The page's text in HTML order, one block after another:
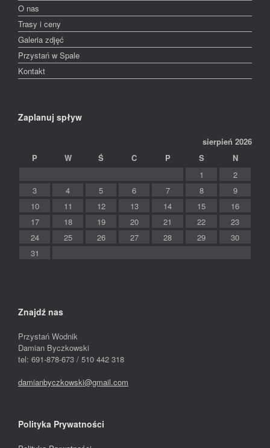
O nas
Trasy i ceny
Galeria zdjęć
Przystań w Spale
Kontakt
Zaplanuj spływ
sierpień 2026
P
W Ś C P S
N
1
2
3
4 5 6 7 8
9
10
11 12 13 14 15
16
17
18 19 20 21 22
23
24
25 26 27 28 29
30
31
Znajdź nas
Przystań Wodnik
Damian Byczkowski
tel: 691-878-673 / 510 442 318
damianbyczkowski@gmail.com
Polityka Prywatności